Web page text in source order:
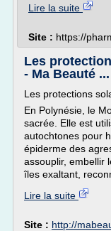
Lire la suite
Site : https://
Les
- Ma Beauté ...
Les protections
En Polynésie, le
sacrée. Elle est
autochtones pour
épiderme des
assouplir, embellir
îles exaltant,
Lire la suite
Site : http://